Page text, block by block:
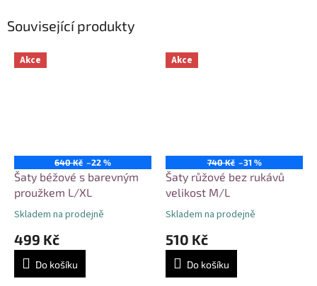
Související produkty
Akce
640 Kč –22 %
Šaty béžové s barevným
proužkem L/XL
Skladem na prodejně
499 Kč
Do košíku
Akce
740 Kč –31 %
Šaty růžové bez rukávů
velikost M/L
Skladem na prodejně
510 Kč
Do košíku